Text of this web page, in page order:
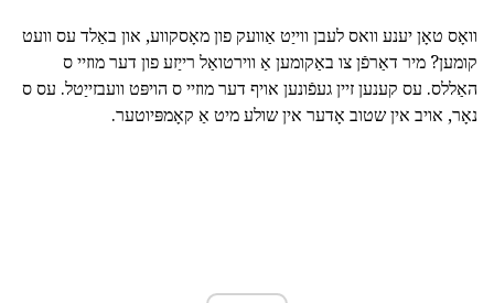
וואָס טאָן יענע וואס לעבן ווייַט אַוועק פון מאָסקווע, און באַלד עס וועט
קומען? מיר דאַרפֿן צו באַקומען אַ ווירטואַל רייַזע פון דער מוזיי ס
האַללס. עס קענען זיין געפֿונען אויף דער מוזיי ס הויפּט וועבזייַטל. עס ס
נאָר, אויב אין שטוב אָדער אין שולע מיט אַ קאָמפּיוטער.